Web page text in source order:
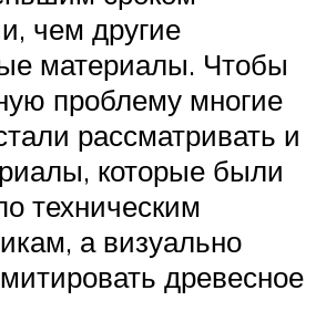
чем другие
материалы. Чтобы
проблему многие
рассматривать и
которые были
техническим
а визуально
древесное